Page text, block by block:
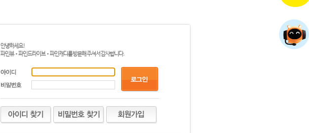
안녕하세요!
파인뷰•파인드라이브•파인캐디를 방문해 주셔서 감사합니다.